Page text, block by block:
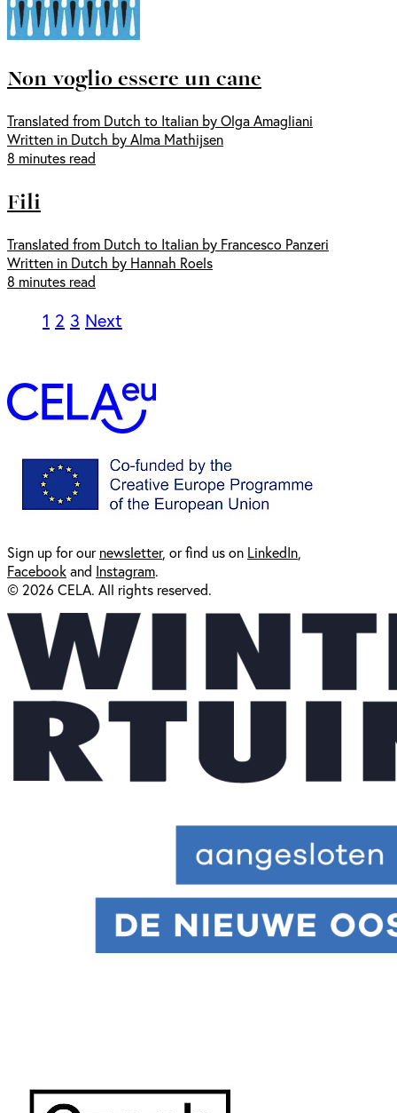
Non voglio essere un cane
Translated from Dutch to Italian by Olga Amagliani
Written in Dutch by Alma Mathijsen
8 minutes read
Fili
Translated from Dutch to Italian by Francesco Panzeri
Written in Dutch by Hannah Roels
8 minutes read
1 2 3 Next
Sign up for ournewsletter, or find us on LinkedIn
Facebookand Instagram.
© 2026 CELA. All rights reserved.